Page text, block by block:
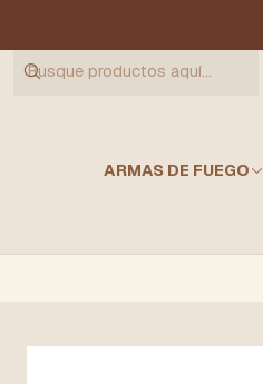
ARMAS DE FUEGO